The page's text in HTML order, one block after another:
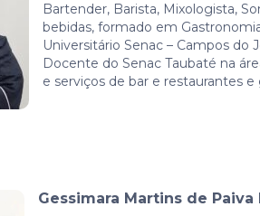
Bartender, Barista, Mixologista,
bebidas, formado em
Universitário Senac – Campos do
Docente do Senac Taubaté na
e serviços de bar e restaurantes
Gessimara Martins de Paiva